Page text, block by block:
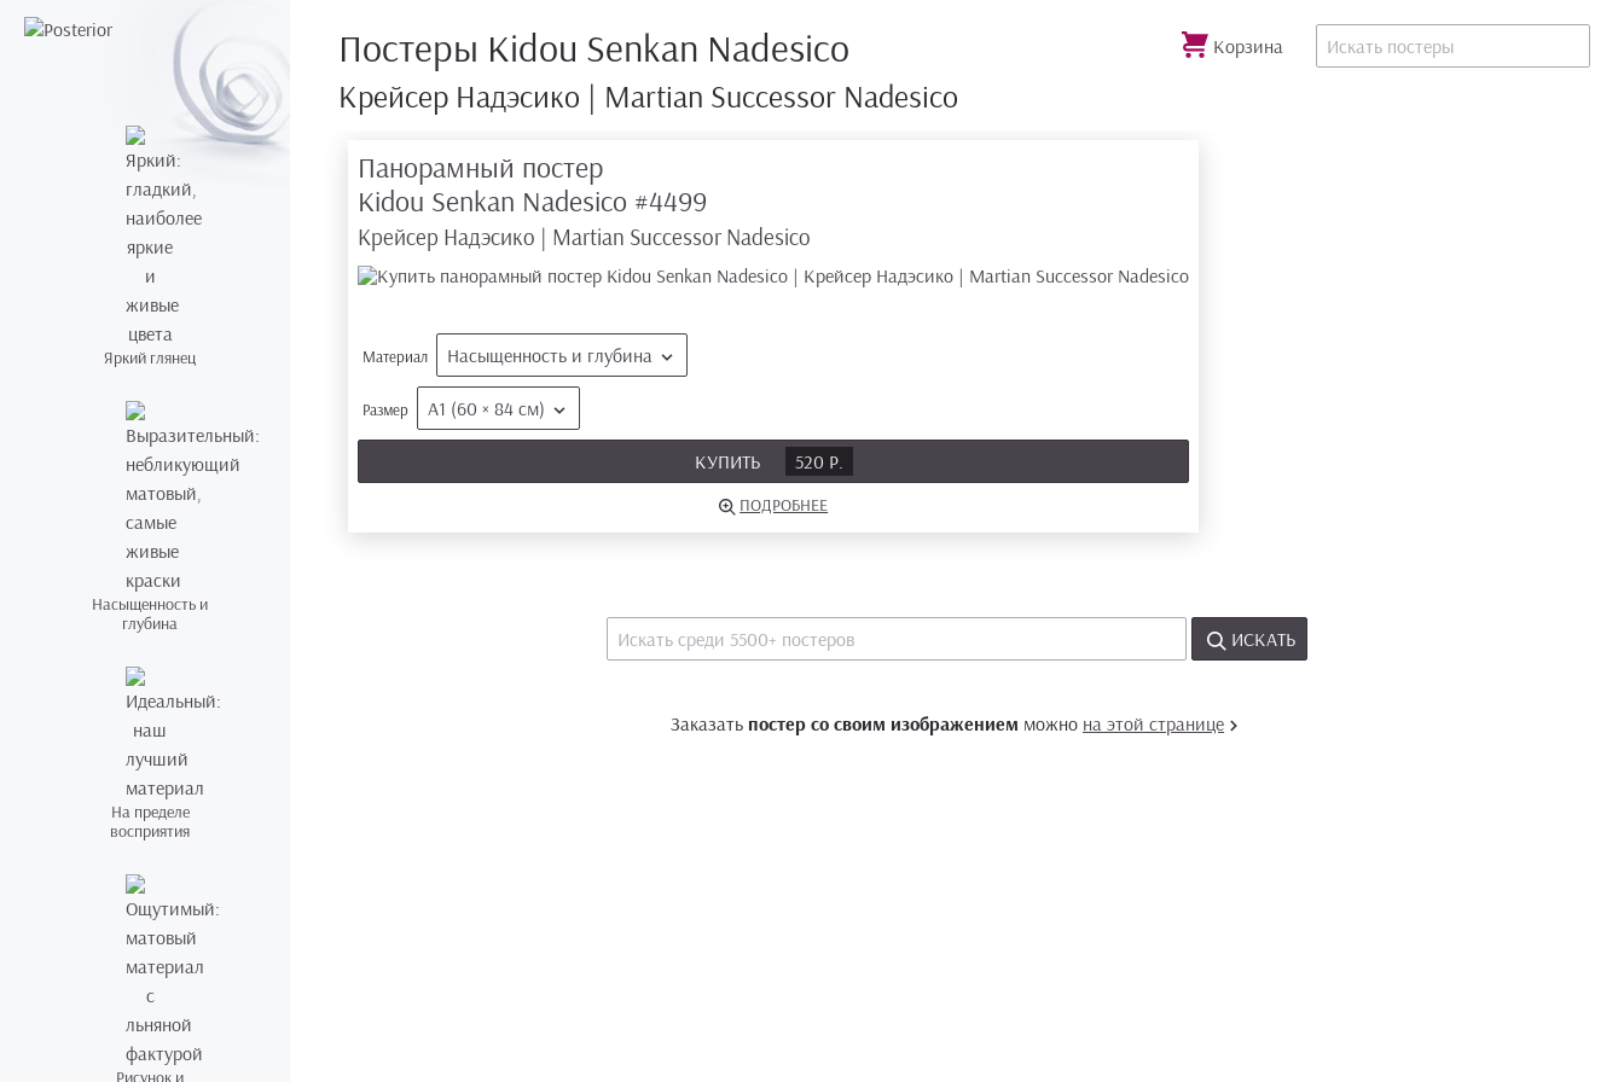
Корзина
Яркий глянец
Насыщенность и
глубина
На пределе
восприятия
Рисунок и
Постеры Kidou Senkan Nadesico
Крейсер Надэсико | Martian Successor Nadesico
Панорамный постер
Kidou Senkan Nadesico #4499
Крейсер Надэсико | Martian Successor Nadesico
Материал Насыщенность и глубина
Размер А1 (60 × 84 см)
КУПИТЬ 520 Р.
ПОДРОБНЕЕ
ИСКАТЬ
Заказать постер со своим изображением можно на этой странице